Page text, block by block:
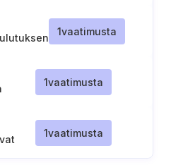
1vaatimusta
1vaatimusta
1vaatimusta